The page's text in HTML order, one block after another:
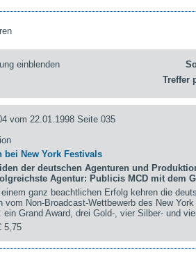
einblenden
Treffer
vom 22.01.1998 Seite 035
bei New York Festivals
der deutschen Agenturen und
Agentur: Publicis MCD mit dem
ganz beachtlichen Erfolg kehren die
vom Non-Broadcast-Wettbewerb des New
ein Grand Award, drei Gold-, vier Silber- und
5,75